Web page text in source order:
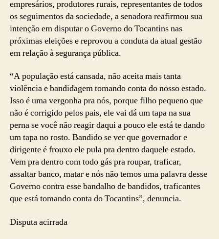
empresários, produtores rurais, representantes de todos
os seguimentos da sociedade, a senadora reafirmou sua
intenção em disputar o Governo do Tocantins nas
próximas eleições e reprovou a conduta da atual gestão
em relação à segurança pública.
“A população está cansada, não aceita mais tanta
violência e bandidagem tomando conta do nosso estado.
Isso é uma vergonha pra nós, porque filho pequeno que
não é corrigido pelos pais, ele vai dá um tapa na sua
perna se você não reagir daqui a pouco ele está te dando
um tapa no rosto. Bandido se ver que governador e
dirigente é frouxo ele pula pra dentro daquele estado.
Vem pra dentro com todo gás pra roupar, traficar,
assaltar banco, matar e nós não temos uma palavra desse
Governo contra esse bandalho de bandidos, traficantes
que está tomando conta do Tocantins”, denuncia.
Disputa acirrada